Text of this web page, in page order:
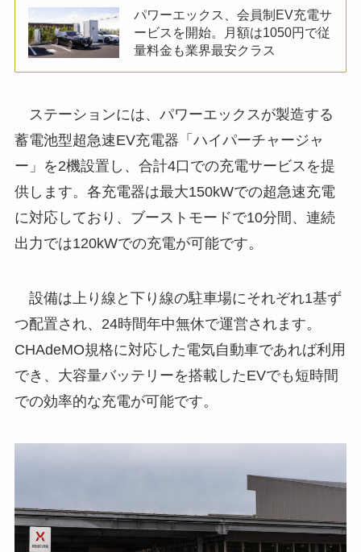
パワーエックス、会員制EV充電サ
ービスを開始。月額は1050円で従
量料金も業界最安クラス
ステーションには、パワーエックスが製造する
蓄電池型超急速EV充電器「ハイパーチャージャ
ー」を2機設置し、合計4口での充電サービスを提
供します。各充電器は最大150kWでの超急速充電
に対応しており、ブーストモードで10分間、連続
出力では120kWでの充電が可能です。
設備は上り線と下り線の駐車場にそれぞれ1基ず
つ配置され、24時間年中無休で運営されます。
CHAdeMO規格に対応した電気自動車であれば利用
でき、大容量バッテリーを搭載したEVでも短時間
での効率的な充電が可能です。